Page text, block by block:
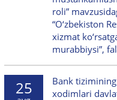
roli”
“O‘zbekiston
xizmat
murabbiysi”,
25
Bank
xodimlari